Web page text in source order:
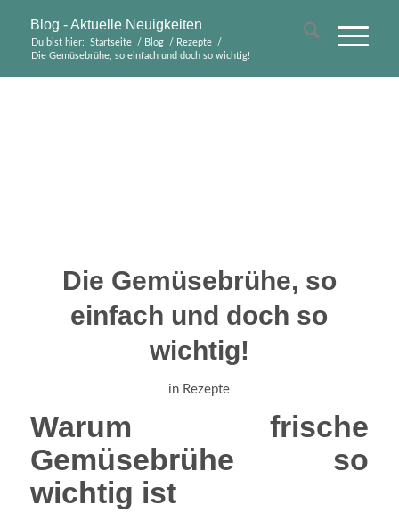
Blog - Aktuelle Neuigkeiten
Du bist hier: Startseite / Blog / Rezepte
/
Die Gemüsebrühe, so einfach und doch so wichtig!
Die Gemüsebrühe, so
einfach und doch so
wichtig!
in Rezepte
Warum frische
Gemüsebrühe so
wichtig ist